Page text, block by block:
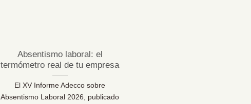
Absentismo laboral: el
termómetro real de tu empresa
El XV Informe Adecco sobre
Absentismo Laboral 2026, publicado